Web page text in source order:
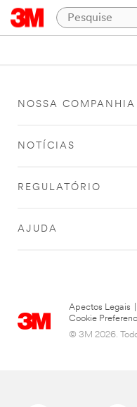
NOSSA COMPANHIA
NOTÍCIAS
REGULATÓRIO
AJUDA
Apectos Legais
Cookie
© 3M 2026.